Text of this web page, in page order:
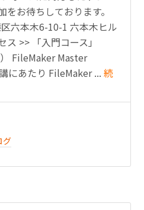
お待ちしております。
区六本木6-10-1 六本木ヒル
>> 「入門コース」
FileMaker Master
にあたり FileMaker ...続
グ